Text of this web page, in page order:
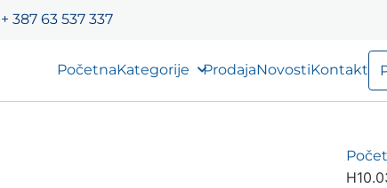
+ 387 63 537 337
PočetnaKategorije ProdajaNovostiKontakt